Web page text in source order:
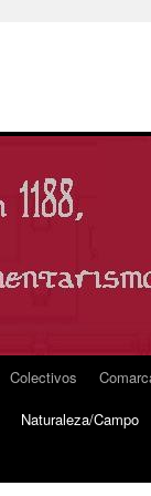
Colectivos
Naturaleza/Campo